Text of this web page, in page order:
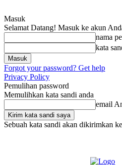
Masuk
Selamat Datang! Masuk ke akun
nama
kata
Forgot your password? Get help
Privacy Policy
Pemulihan password
Memulihkan kata sandi anda
email
Sebuah kata sandi akan dikirimkan